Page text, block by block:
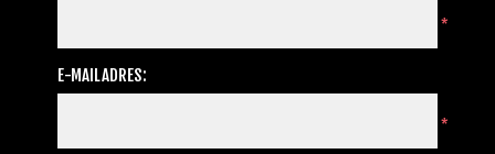
*
E-MAILADRES:
*